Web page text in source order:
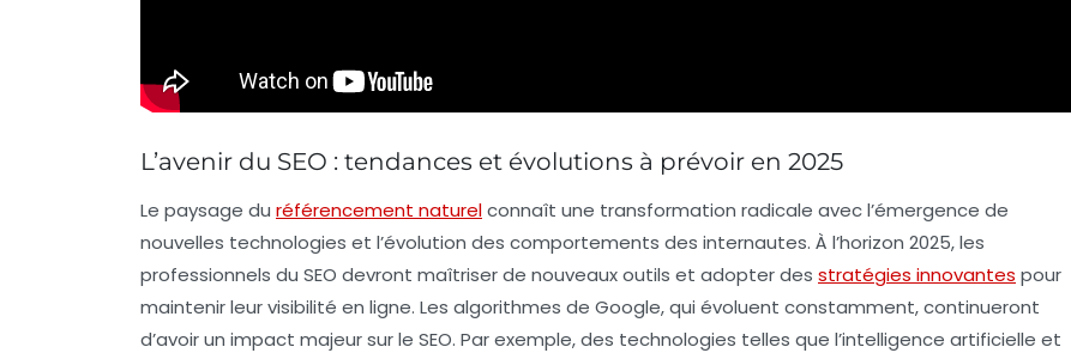
L’avenir du SEO : tendances et évolutions à prévoir en 2025
Le paysage du référencement naturelconnaît une transformation radicale avec l’émergence de
nouvelles technologies et l’évolution des comportements des internautes. À l’horizon 2025, les
professionnels du SEO devront maîtriser de nouveaux outils et adopter des stratégies innovantes pour
maintenir leurvisibilité en ligne. Les algorithmes de Google, qui évoluent constamment, continueront
d’avoir un impact majeur sur le SEO. Par exemple, des technologies telles que l’intelligence artificielle et